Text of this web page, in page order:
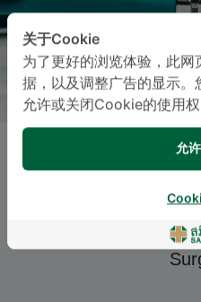
关于Cookie
为了更好的浏览体验，此
据，以及调整广告的显示
允许或关闭Cookie的使用权
允